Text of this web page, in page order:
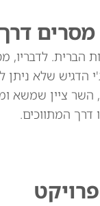
לדבריו,
הדגיש שלא
ציין שמשא
המתווכים.